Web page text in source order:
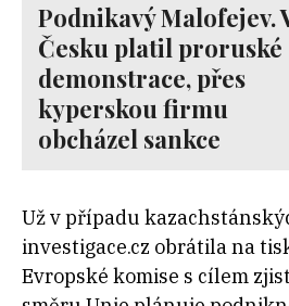
Podnikavý Malofejev.
Česku platil proruské
demonstrace, přes
kyperskou firmu
obcházel sankce
Už v případu
investigace.cz obrátila na
Evropské komise s cílem